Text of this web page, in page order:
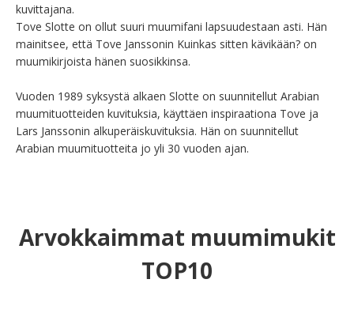
kuvittajana.
Tove Slotte on ollut suuri muumifani lapsuudestaan asti. Hän
mainitsee, että Tove Janssonin Kuinkas sitten kävikään? on
muumikirjoista hänen suosikkinsa.
Vuoden 1989 syksystä alkaen Slotte on suunnitellut Arabian
muumituotteiden kuvituksia, käyttäen inspiraationa Tove ja
Lars Janssonin alkuperäiskuvituksia. Hän on suunnitellut
Arabian muumituotteita jo yli 30 vuoden ajan.
Arvokkaimmat muumimukit
TOP10